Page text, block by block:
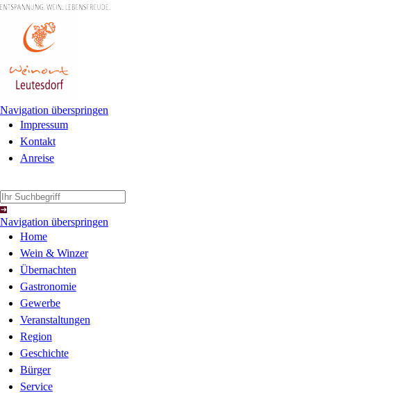
Navigation überspringen
Impressum
Kontakt
Anreise
Navigation überspringen
Home
Wein & Winzer
Übernachten
Gastronomie
Gewerbe
Veranstaltungen
Region
Geschichte
Bürger
Service